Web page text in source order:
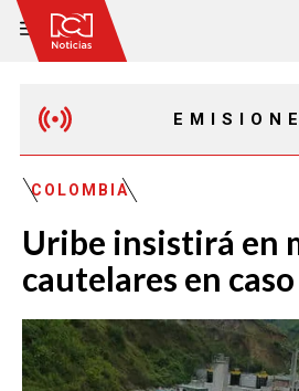
EMISIÓN 7:00
COLOMBIA
Uribe insistirá en
cautelares en